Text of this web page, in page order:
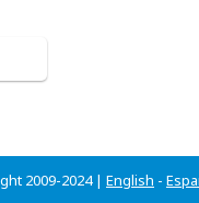
2009-2024 | English -